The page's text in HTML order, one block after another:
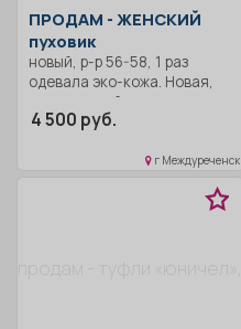
ПРОДАМ - ЖЕНСКИЙ
пуховик
новый, р-р 56-58, 1 раз
одевала эко-кожа. Новая,
нет не одной царапинки и
потертости. Мех на
два замка на увеличение и
Отличная красивая вещь.
4 500 руб.
г Междуреченск
продам - туфли «юничел»,